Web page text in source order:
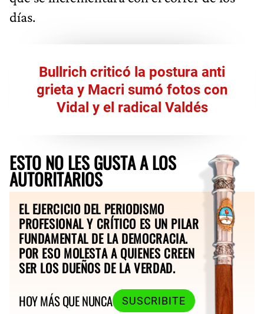
días.
Bullrich criticó la postura anti
grieta y Macri sumó fotos con
Vidal y el radical Valdés
ESTO NO LES GUSTA A LOS
AUTORITARIOS
EL EJERCICIO DEL PERIODISMO
PROFESIONAL Y CRÍTICO ES UN PILAR
FUNDAMENTAL DE LA DEMOCRACIA.
POR ESO MOLESTA A QUIENES CREEN
SER LOS DUEÑOS DE LA VERDAD.
HOY MÁS QUE NUNCA
SUSCRIBITE